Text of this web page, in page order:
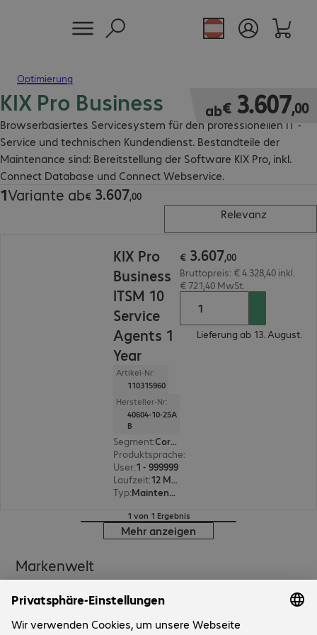
Optimierung
KIX Pro Business
Browserbasiertes Servicesystem für den professionellen IT -
Service und technischen Kundendienst. Bestandteile der
Maintenance sind: Bereitstellung der Software KIX Pro, inkl.
Connect Database und Connect Webservice.
ab€ 3.607,00
€ 3.607,00
1Variante ab€ 3.607,00
€ 3.607,00
Relevanz
KIX Pro
Business
ITSM 10
Service
Agents 1
Year
Artikel-Nr:
110315960
Hersteller-Nr:
40604-10-25A
B
Segment:
Corporate, Education, Government
Produktsprache:
User:1 - 999999
Laufzeit:
12 Monat(e)
Typ: Maintenance inkl. Support
€ 3.607,00
Bruttopreis: € 4.328,40 inkl.
€ 721,40 MwSt.
Lieferung ab 13. August.
1 von 1 Ergebnis
Mehr anzeigen
Markenwelt